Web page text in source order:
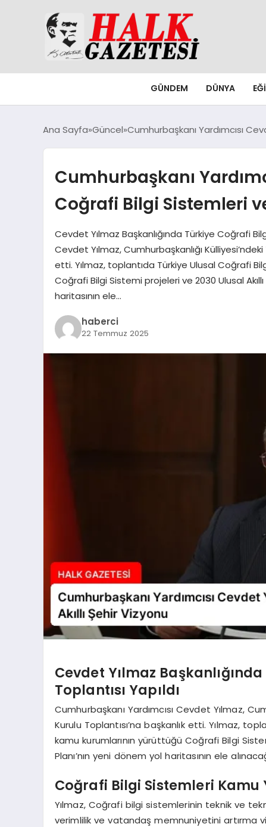
GÜNDEM DÜNYA
Ana Sayfa Güncel Cumhurbaşkanı Yardımcısı
Cumhurbaşkanı
Coğrafi Bilgi Sistemleri
Cevdet Yılmaz Başkanlığında Türkiye Coğrafi
Cevdet Yılmaz, Cumhurbaşkanlığı
etti. Yılmaz, toplantıda Türkiye Ulusal Coğrafi
Coğrafi Bilgi Sistemi projeleri ve 2030 Ulusal
haritasının ele…
haberci
22 Temmuz 2025
Cevdet Yılmaz
Toplantısı Yapıldı
Cumhurbaşkanı Yardımcısı Cevdet Yılmaz,
Kurulu Toplantısı’na başkanlık etti. Yılmaz,
kamu kurumlarının yürüttüğü Coğrafi Bilgi
Planı’nın yeni dönem yol haritasının ele
Coğrafi Bilgi Sistemleri
Yılmaz, Coğrafi bilgi sistemlerinin teknik ve
verimlilik ve vatandaş memnuniyetini artırma